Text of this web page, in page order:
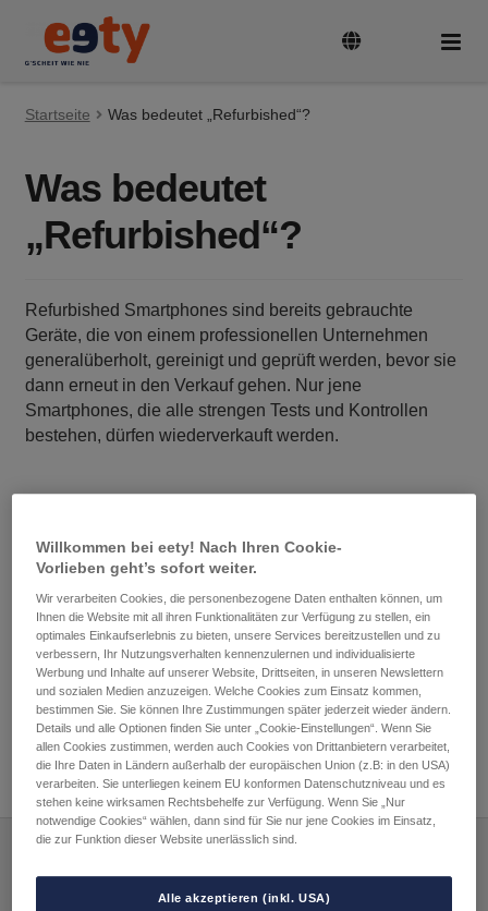
Zur
Navigation
Zum
Inhalt
Tarife & Geräte
Guthaben aufladen
SIM-Karte aktivieren und registrieren
Rufnummer mitnehmen
FAQ
Startseite Was bedeutet „Refurbished“?
Was bedeutet
„Refurbished“?
Refurbished Smartphones sind bereits gebrauchte
Geräte, die von einem professionellen Unternehmen
generalüberholt, gereinigt und geprüft werden, bevor sie
dann erneut in den Verkauf gehen. Nur jene
Smartphones, die alle strengen Tests und Kontrollen
bestehen, dürfen wiederverkauft werden.
Beitragsnavigation
Vorheriger
Beitrag:
Ich möchte mein
Guthaben über mein
Bankkonto automatisch
aufladen. Wie funktioniert
das?
Beitrag:
die Renewd Geräte?
Zahlungsarten:
Willkommen bei eety! Nach Ihren Cookie-
Vorlieben geht’s sofort weiter.
Wir verarbeiten Cookies, die personenbezogene Daten enthalten können, um
Ihnen die Website mit all ihren Funktionalitäten zur Verfügung zu stellen, ein
optimales Einkaufserlebnis zu bieten, unsere Services bereitzustellen und zu
verbessern, Ihr Nutzungsverhalten kennenzulernen und individualisierte
Werbung und Inhalte auf unserer Website, Drittseiten, in unseren Newslettern
und sozialen Medien anzuzeigen. Welche Cookies zum Einsatz kommen,
bestimmen Sie. Sie können Ihre Zustimmungen später jederzeit wieder ändern.
Details und alle Optionen finden Sie unter „Cookie-Einstellungen“. Wenn Sie
allen Cookies zustimmen, werden auch Cookies von Drittanbietern verarbeitet,
die Ihre Daten in Ländern außerhalb der europäischen Union (z.B: in den USA)
verarbeiten. Sie unterliegen keinem EU konformen Datenschutzniveau und es
stehen keine wirksamen Rechtsbehelfe zur Verfügung. Wenn Sie „Nur
notwendige Cookies“ wählen, dann sind für Sie nur jene Cookies im Einsatz,
die zur Funktion dieser Website unerlässlich sind.
Alle akzeptieren (inkl. USA)